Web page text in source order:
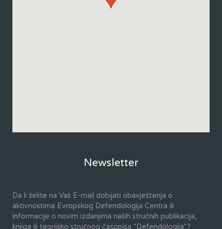
Newsletter
Da li želite na Vaš E-mail dobijati obavještenja o
aktivnostima Evropskog Defendologija Centra ili
informacije o novim izdanjima naših stručnih publikacija,
knjiga ili teorijsko stručnog časopisa "Defendologija"?